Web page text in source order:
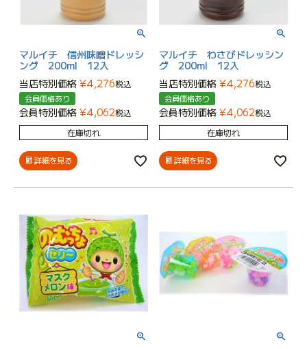
マルイチ 信州味噌ドレッシ
ング 200ml 12入
当店特別価格 ¥4,276税込
会員価格あり
会員特別価格 ¥4,062税込
在庫切れ
詳細を見る
マルイチ わさびドレッシン
グ 200ml 12入
当店特別価格 ¥4,276税込
会員価格あり
会員特別価格 ¥4,062税込
在庫切れ
詳細を見る